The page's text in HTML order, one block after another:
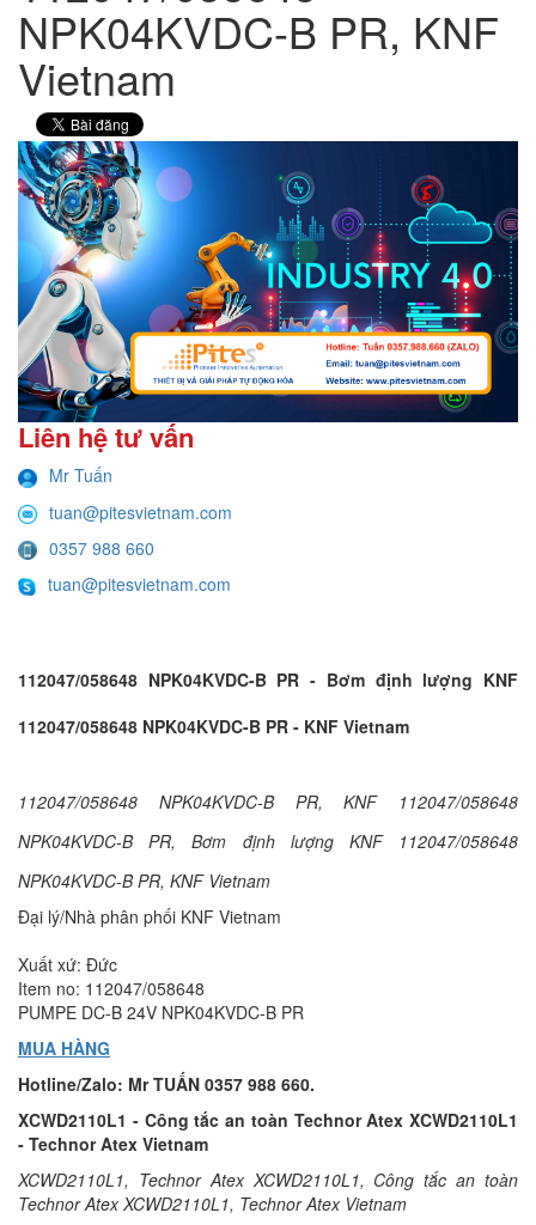
NPK04KVDC-B PR, KNF
Vietnam
Liên hệ tư vấn
Mr Tuấn
tuan@pitesvietnam.com
0357 988 660
tuan@pitesvietnam.com
112047/058648 NPK04KVDC-B PR - Bơm định lượng KNF
112047/058648 NPK04KVDC-B PR - KNF Vietnam
112047/058648 NPK04KVDC-B PR, KNF 112047/058648
NPK04KVDC-B PR, Bơm định lượng KNF 112047/058648
NPK04KVDC-B PR, KNF Vietnam
Đại lý/Nhà phân phối KNF Vietnam
Xuất xứ: Đức
Item no: 112047/058648
PUMPE DC-B 24V NPK04KVDC-B PR
MUA HÀNG
Hotline/Zalo: Mr TUẤN 0357 988 660.
XCWD2110L1 - Công tắc an toàn Technor Atex XCWD2110L1
- Technor Atex Vietnam
XCWD2110L1, Technor Atex XCWD2110L1, Công tắc an toàn
Technor Atex XCWD2110L1, Technor Atex Vietnam